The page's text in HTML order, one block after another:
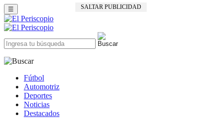
SALTAR PUBLICIDAD
☰
Fútbol
Automotriz
Deportes
Noticias
Destacados